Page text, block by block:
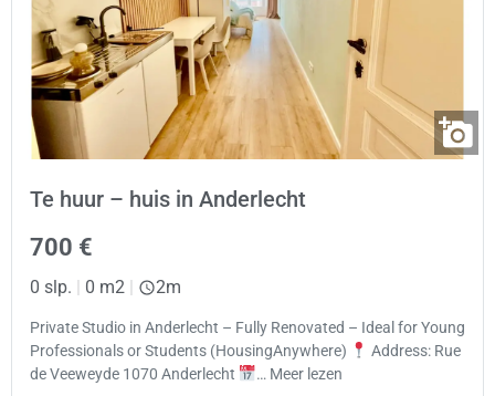
Te huur – huis in Anderlecht
700 €
0 slp. | 0 m2 | 2m
Private Studio in Anderlecht – Fully Renovated – Ideal for Young
Professionals or Students (HousingAnywhere)
Address: Rue
de Veeweyde 1070 Anderlecht
… Meer lezen